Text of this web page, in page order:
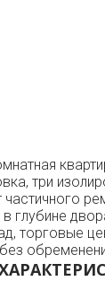
три
частичного
глубине
торговые